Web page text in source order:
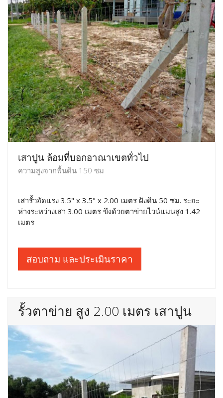
เสาปูน ล้อมที่บอกอาณาเขตทั่วไป
ความสูงจากพื้นดิน 150 ซม
เสารั้วอัดแรง 3.5" x 3.5" x 2.00 เมตร ฝังดิน 50 ซม. ระยะ
ห่างระหว่างเสา 3.00 เมตร ขึงด้วยตาข่ายไวน์แมนสูง 1.42
เมตร
สอบถาม และประเมินราคา
รั้วตาข่าย สูง 2.00 เมตร เสาปูน